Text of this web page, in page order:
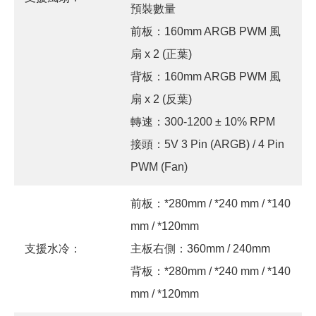
預裝數量
前板：160mm ARGB PWM 風
扇 x 2 (正葉)
背板：160mm ARGB PWM 風
扇 x 2 (反葉)
轉速：300-1200 ± 10% RPM
接頭：5V 3 Pin (ARGB) / 4 Pin
PWM (Fan)
支援水冷：
前板：*280mm / *240 mm / *140
mm / *120mm
主板右側：360mm / 240mm
背板：*280mm / *240 mm / *140
mm / *120mm